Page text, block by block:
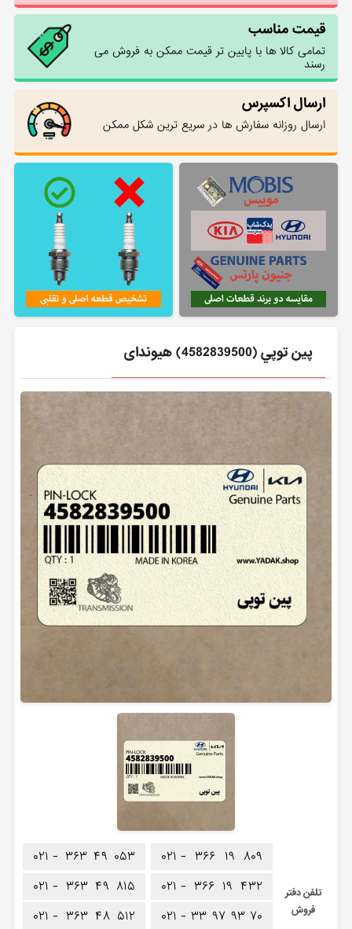
قیمت مناسب
تمامی کالا ها با پایین تر قیمت ممکن به فروش می
رسند
ارسال اکسپرس
ارسال روزانه سفارش ها در سریع ترین شکل ممکن
پين توپي (4582839500) هیوندای
تلفن دفتر
فروش
۰۲۱ - ۳۶۶ ۱۹ ۸۰۹
۰۲۱ - ۳۶۶ ۱۹ ۴۳۲
۰۲۱ - ۳۳ ۹۷ ۹۳ ۷۰
۰۲۱ - ۳۶۳ ۴۹ ۰۵۳
۰۲۱ - ۳۶۳ ۴۹ ۸۱۵
۰۲۱ - ۳۶۳ ۴۸ ۵۱۲